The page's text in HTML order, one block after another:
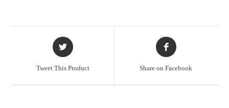
Tweet This Product Share on Facebook